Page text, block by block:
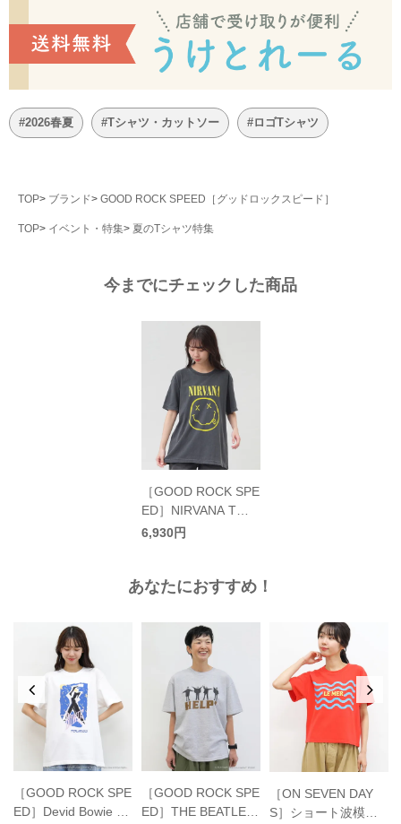
#2026春夏 #Tシャツ・カットソー #ロゴTシャツ
TOP ブランド GOOD ROCK SPEED［グッドロックスピード］
TOP イベント・特集 夏のTシャツ特集
今までにチェックした商品
［GOOD ROCK SPE
ED］NIRVANA Tシ
ャツ／グッドロック
6,930円
あなたにおすすめ！
［GOOD ROCK SPE
ED］Devid Bowie T
［GOOD ROCK SPE
ED］THE BEATLES
［ON SEVEN DAY
S］ショート波模様